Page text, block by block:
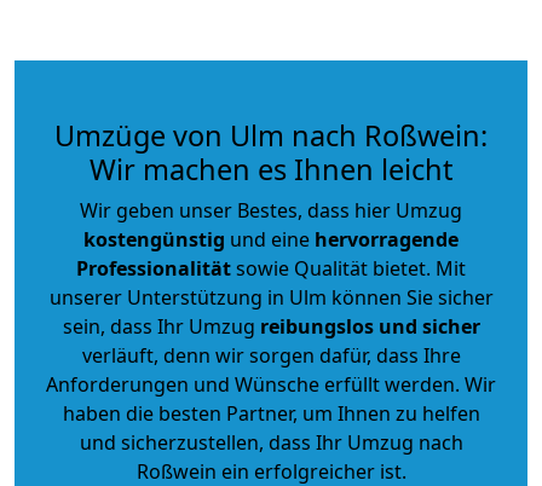
Umzüge von Ulm nach Roßwein:
Wir machen es Ihnen leicht
Wir geben unser Bestes, dass hier Umzug
kostengünstig und eine hervorragende
Professionalitätsowie Qualität bietet. Mit
unserer Unterstützung in Ulm können Sie sicher
sein, dass Ihr Umzug reibungslos und sicher
verläuft, denn wir sorgen dafür, dass Ihre
Anforderungen und Wünsche erfüllt werden. Wir
haben die besten Partner, um Ihnen zu helfen
und sicherzustellen, dass Ihr Umzug nach
Roßwein ein erfolgreicher ist.